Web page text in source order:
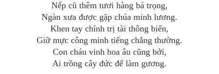
Nếp cũ thêm tươi hàng bá trọng,
Ngàn xưa được gặp chúa minh lương.
Khen tay chính trị tài thông biến,
Giữ mực công minh tiếng chẳng thường.
Con cháu vinh hoa âu cũng bởi,
Ai trồng cây đức để làm gương.